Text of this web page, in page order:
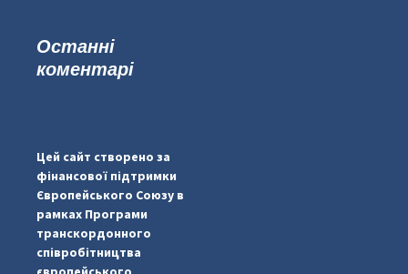
Останні
коментарі
Цей сайт створено за
фінансової підтримки
Європейського Союзу в
рамках Програми
транскордонного
співробітництва